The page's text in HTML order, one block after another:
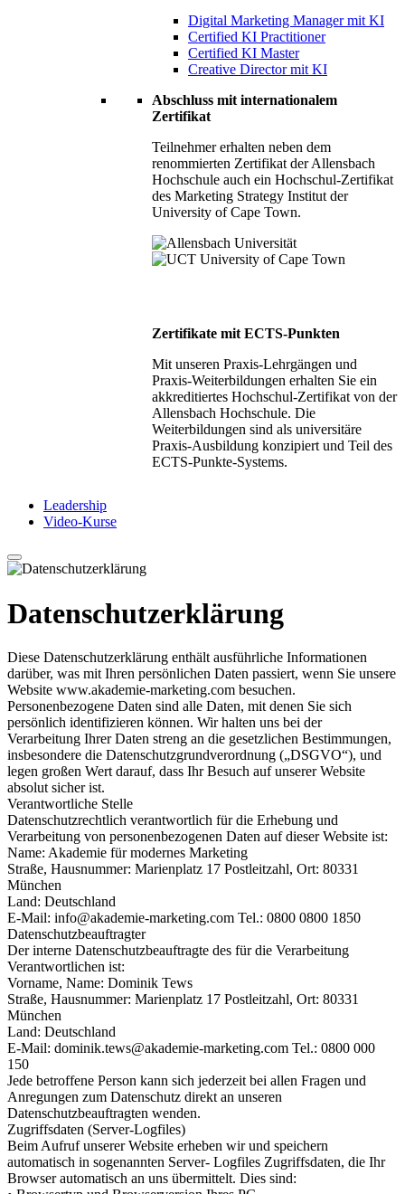
Digital Marketing Manager mit KI
Certified KI Practitioner
Certified KI Master
Creative Director mit KI
Abschluss mit internationalem
Zertifikat
Teilnehmer erhalten neben dem
renommierten Zertifikat der Allensbach
Hochschule auch ein Hochschul-Zertifikat
des Marketing Strategy Institut der
University of Cape Town.
Zertifikate mit ECTS-Punkten
Mit unseren Praxis-Lehrgängen und
Praxis-Weiterbildungen erhalten Sie ein
akkreditiertes Hochschul-Zertifikat von der
Allensbach Hochschule. Die
Weiterbildungen sind als universitäre
Praxis-Ausbildung konzipiert und Teil des
ECTS-Punkte-Systems.
Leadership
Video-Kurse
Datenschutzerklärung
Diese Datenschutzerklärung enthält ausführliche Informationen
darüber, was mit Ihren persönlichen Daten passiert, wenn Sie unsere
Website www.akademie-marketing.com besuchen.
Personenbezogene Daten sind alle Daten, mit denen Sie sich
persönlich identifizieren können. Wir halten uns bei der
Verarbeitung Ihrer Daten streng an die gesetzlichen Bestimmungen,
insbesondere die Datenschutzgrundverordnung („DSGVO“), und
legen großen Wert darauf, dass Ihr Besuch auf unserer Website
absolut sicher ist.
Verantwortliche Stelle
Datenschutzrechtlich verantwortlich für die Erhebung und
Verarbeitung von personenbezogenen Daten auf dieser Website ist:
Name: Akademie für modernes Marketing
Straße, Hausnummer: Marienplatz 17 Postleitzahl, Ort: 80331
München
Land: Deutschland
E-Mail:
moc.gnitekram-eimedaka
@ofni
Tel.: 0800 0800 1850
Datenschutzbeauftragter
Der interne Datenschutzbeauftragte des für die Verarbeitung
Verantwortlichen ist:
Vorname, Name: Dominik Tews
Straße, Hausnummer: Marienplatz 17 Postleitzahl, Ort: 80331
München
Land: Deutschland
E-Mail:
moc.gnitekram-eimedaka
@swet.kinimod
Tel.: 0800 000
150
Jede betroffene Person kann sich jederzeit bei allen Fragen und
Anregungen zum Datenschutz direkt an unseren
Datenschutzbeauftragten wenden.
Zugriffsdaten (Server-Logfiles)
Beim Aufruf unserer Website erheben wir und speichern
automatisch in sogenannten Server- Logfiles Zugriffsdaten, die Ihr
Browser automatisch an uns übermittelt. Dies sind: